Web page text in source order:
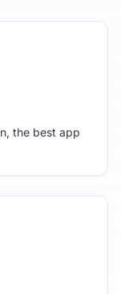
the best app